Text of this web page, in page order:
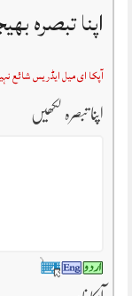
اپنا تبصرہ
آپکا ای میل ایڈریس شائع
اپنا تبصرہ لکھیں